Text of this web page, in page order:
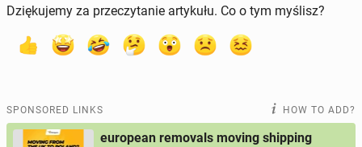
Dziękujemy za przeczytanie artykułu. Co o tym myślisz?
SPONSORED LINKS HOW TO ADD?
european removals moving shipping